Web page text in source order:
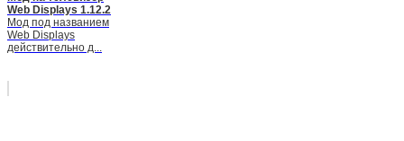
Web Displays 1.12.2
Мод под названием
Web Displays
действительно д...